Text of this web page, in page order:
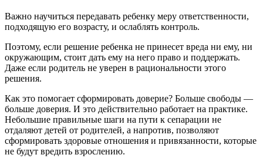
Важно научиться передавать ребенку меру ответственности,
подходящую его возрасту, и ослаблять контроль.
Поэтому, если решение ребенка не принесет вреда ни ему, ни
окружающим, стоит дать ему на него право и поддержать.
Даже если родитель не уверен в рациональности этого
решения.
Как это помогает сформировать доверие? Больше свободы —
больше доверия. И это действительно работает на практике.
Небольшие правильные шаги на пути к сепарации не
отдаляют детей от родителей, а напротив, позволяют
сформировать здоровые отношения и привязанности, которые
не будут вредить взрослению.